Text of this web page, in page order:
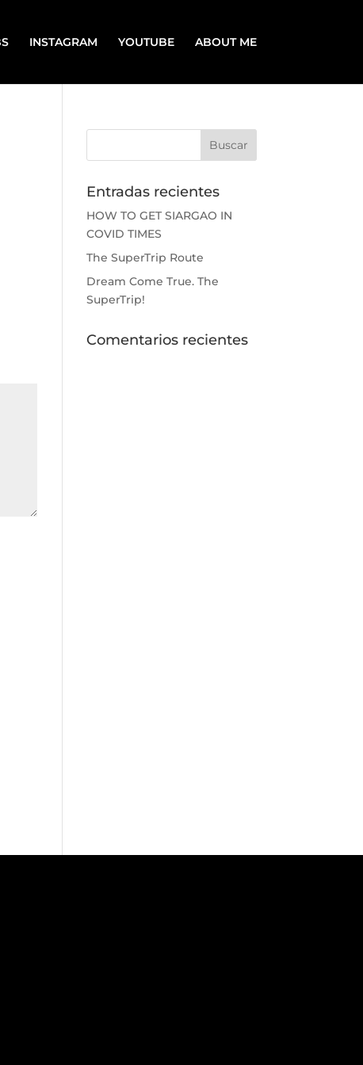
INSTAGRAM YOUTUBE ABOUT ME
Entradas recientes
HOW TO GET SIARGAO IN
COVID TIMES
The SuperTrip Route
Dream Come True. The
SuperTrip!
Comentarios recientes